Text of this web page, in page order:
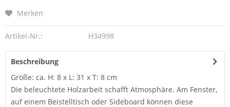
Merken
Artikel-Nr.: H34998
Beschreibung
Größe: ca. H: 8 x L: 31 x T: 8 cm
Die beleuchtete Holzarbeit schafft Atmosphäre. Am Fenster,
auf einem Beistelltisch oder Sideboard können diese